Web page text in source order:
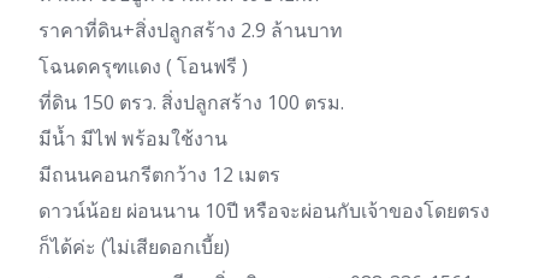
ราคาที่ดิน+สิ่งปลูกสร้าง 2.9 ล้านบาท
โฉนดครุฑแดง ( โอนฟรี )
ที่ดิน 150 ตรว. สิ่งปลูกสร้าง 100 ตรม.
มีน้ำ มีไฟ พร้อมใช้งาน
มีถนนคอนกรีตกว้าง 12 เมตร
ดาวน์น้อย ผ่อนนาน 10ปี หรือจะผ่อนกับเจ้าของโดยตรง
ก็ได้ค่ะ (ไม่เสียดอกเบี้ย)